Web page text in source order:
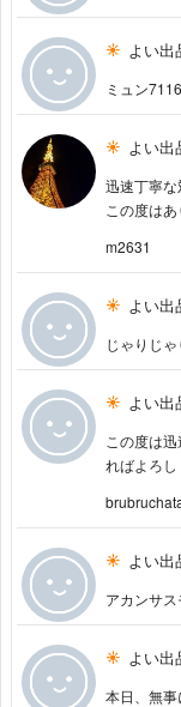
よい出
ミュン7116
よい出
迅速丁寧な
この度は
m2631
よい出
じゃりじゃ
よい出
この度は
ればよろし
よい出
アカンサス
よい出
本日、無事